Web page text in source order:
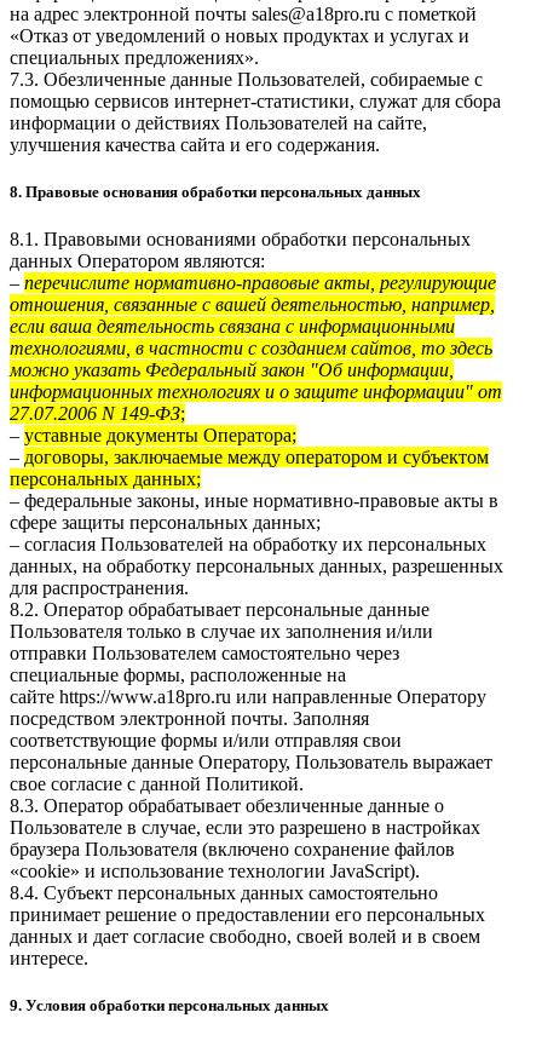
на адрес электронной почты sales@a18pro.ru с пометкой
«Отказ от уведомлений о новых продуктах и услугах и
специальных предложениях».
7.3. Обезличенные данные Пользователей, собираемые с
помощью сервисов интернет-статистики, служат для сбора
информации о действиях Пользователей на сайте,
улучшения качества сайта и его содержания.
8. Правовые основания обработки персональных данных
8.1. Правовыми основаниями обработки персональных
данных Оператором являются:
– перечислите нормативно-правовые акты, регулирующие
отношения, связанные с вашей деятельностью, например,
если ваша деятельность связана с информационными
технологиями, в частности с созданием сайтов, то здесь
можно указать Федеральный закон "Об информации,
информационных технологиях и о защите информации" от
27.07.2006 N 149-ФЗ;
– уставные документы Оператора;
– договоры, заключаемые между оператором и субъектом
персональных данных;
– федеральные законы, иные нормативно-правовые акты в
сфере защиты персональных данных;
– согласия Пользователей на обработку их персональных
данных, на обработку персональных данных, разрешенных
для распространения.
8.2. Оператор обрабатывает персональные данные
Пользователя только в случае их заполнения и/или
отправки Пользователем самостоятельно через
специальные формы, расположенные на
сайте https://www.a18pro.ru или направленные Оператору
посредством электронной почты. Заполняя
соответствующие формы и/или отправляя свои
персональные данные Оператору, Пользователь выражает
свое согласие с данной Политикой.
8.3. Оператор обрабатывает обезличенные данные о
Пользователе в случае, если это разрешено в настройках
браузера Пользователя (включено сохранение файлов
«cookie» и использование технологии JavaScript).
8.4. Субъект персональных данных самостоятельно
принимает решение о предоставлении его персональных
данных и дает согласие свободно, своей волей и в своем
интересе.
9. Условия обработки персональных данных